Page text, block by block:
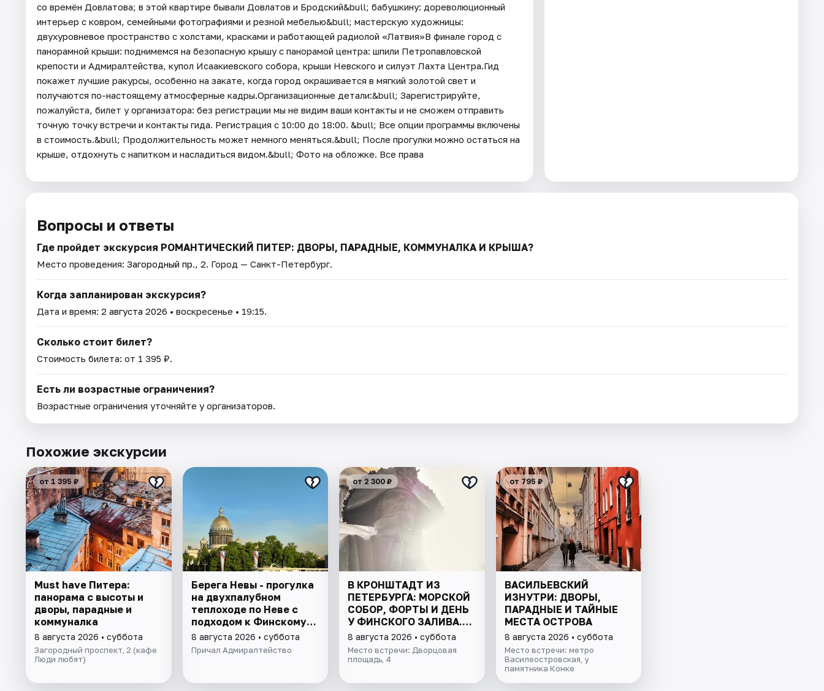
со времён Довлатова; в этой квартире бывали Довлатов и Бродский&bull; бабушкину: дореволюционный
интерьер с ковром, семейными фотографиями и резной мебелью&bull; мастерскую художницы:
двухуровневое пространство с холстами, красками и работающей радиолой «Латвия»В финале город с
панорамной крыши: поднимемся на безопасную крышу с панорамой центра: шпили Петропавловской
крепости и Адмиралтейства, купол Исаакиевского собора, крыши Невского и силуэт Лахта Центра.Гид
покажет лучшие ракурсы, особенно на закате, когда город окрашивается в мягкий золотой свет и
получаются по-настоящему атмосферные кадры.Организационные детали:&bull; Зарегистрируйте,
пожалуйста, билет у организатора: без регистрации мы не видим ваши контакты и не сможем отправить
точную точку встречи и контакты гида. Регистрация с 10:00 до 18:00. &bull; Все опции программы включены
в стоимость.&bull; Продолжительность может немного меняться.&bull; После прогулки можно остаться на
крыше, отдохнуть с напитком и насладиться видом.&bull; Фото на обложке. Все права
Вопросы и ответы
Где пройдет экскурсия РОМАНТИЧЕСКИЙ ПИТЕР: ДВОРЫ, ПАРАДНЫЕ, КОММУНАЛКА И КРЫША?
Место проведения: Загородный пр., 2. Город — Санкт-Петербург.
Когда запланирован экскурсия?
Дата и время: 2 августа 2026 • воскресенье • 19:15.
Сколько стоит билет?
Стоимость билета: от 1 395 ₽.
Есть ли возрастные ограничения?
Возрастные ограничения уточняйте у организаторов.
Похожие экскурсии
от 1 395 ₽
Must have Питера:
панорама с высоты и
дворы, парадные и
коммуналка
8 августа 2026 • суббота
Загородный проспект, 2 (кафе
Люди любят)
Берега Невы - прогулка
на двухпалубном
теплоходе по Неве с
подходом к Финскому
заливу
8 августа 2026 • суббота
Причал Адмиралтейство
от 2 300 ₽
В КРОНШТАДТ ИЗ
ПЕТЕРБУРГА: МОРСКОЙ
СОБОР, ФОРТЫ И ДЕНЬ
У ФИНСКОГО ЗАЛИВА.
ВСЁ ВКЛЮЧЕНО
8 августа 2026 • суббота
Место встречи: Дворцовая
площадь, 4
от 795 ₽
ВАСИЛЬЕВСКИЙ
ИЗНУТРИ: ДВОРЫ,
ПАРАДНЫЕ И ТАЙНЫЕ
МЕСТА ОСТРОВА
8 августа 2026 • суббота
Место встречи: метро
Василеостровская, у
памятника Конке